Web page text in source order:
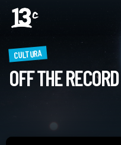
CULTURA
OFF THE RECORD